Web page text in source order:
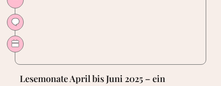
Lesemonate April bis Juni 2025 – ein